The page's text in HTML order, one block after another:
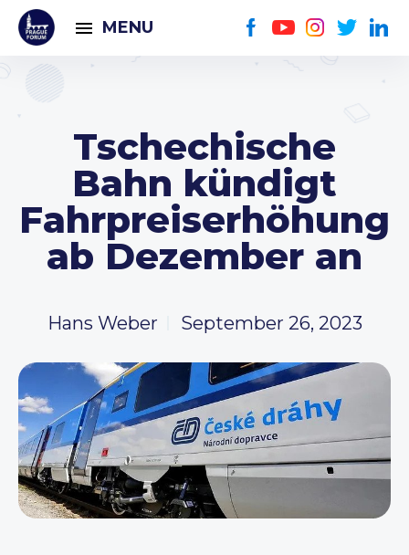
MENU
Tschechische
Bahn kündigt
Fahrpreiserhöhung
ab Dezember an
Hans Weber September 26, 2023